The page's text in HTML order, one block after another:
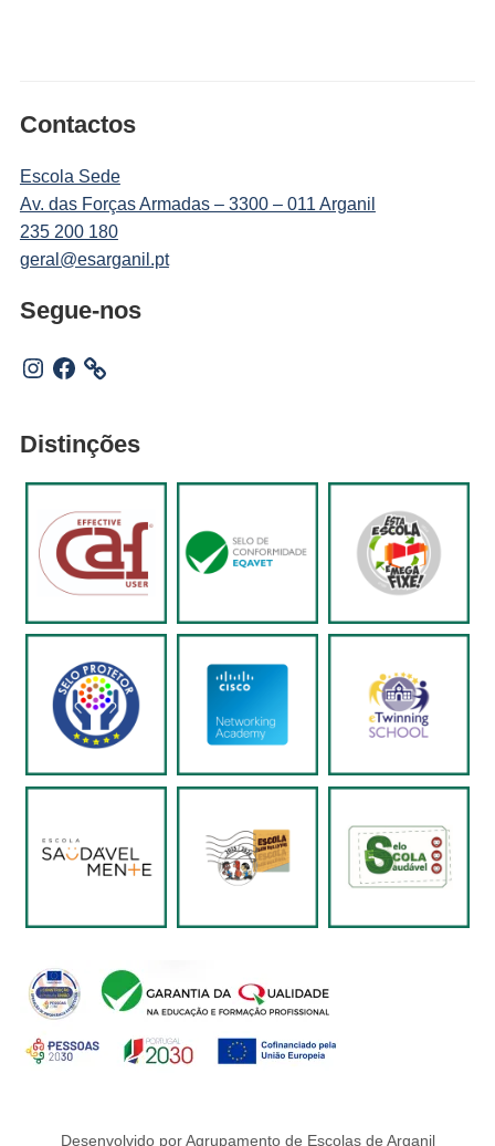
Contactos
Escola Sede
Av. das Forças Armadas – 3300 – 011 Arganil
235 200 180
geral@esarganil.pt
Segue-nos
Instagram
Facebook
Distinções
Desenvolvido por Agrupamento de Escolas de Arganil